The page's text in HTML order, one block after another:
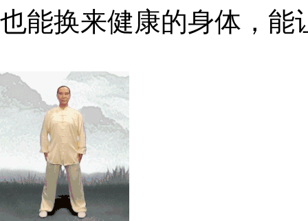
也能换来健康的身体，能